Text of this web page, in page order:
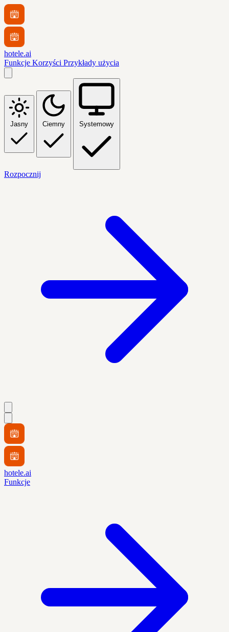
hotele.ai
Funkcje Korzyści Przykłady użycia
Jasny Ciemny Systemowy
Rozpocznij
hotele.ai
Funkcje